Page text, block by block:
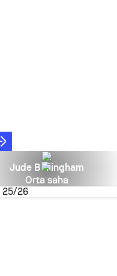
Jude Bellingham
Orta saha
25/26